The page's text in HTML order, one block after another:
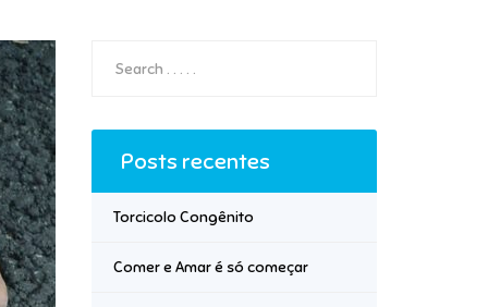
Posts recentes
Torcicolo Congênito
Comer e Amar é só começar